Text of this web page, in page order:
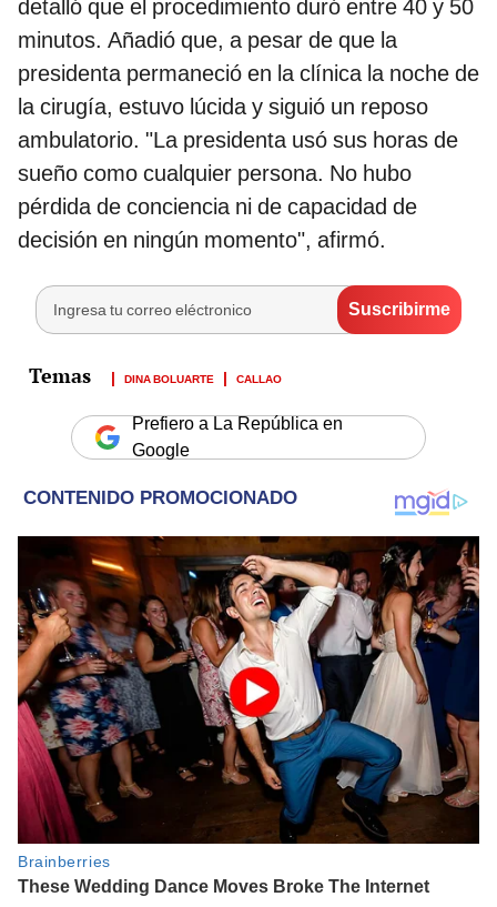
detalló que el procedimiento duró entre 40 y 50
minutos. Añadió que, a pesar de que la
presidenta permaneció en la clínica la noche de
la cirugía, estuvo lúcida y siguió un reposo
ambulatorio. "La presidenta usó sus horas de
sueño como cualquier persona. No hubo
pérdida de conciencia ni de capacidad de
decisión en ningún momento", afirmó.
DINA BOLUARTE CALLAO
Prefiero a La República en
Google